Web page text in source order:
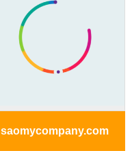
saomycompany.com